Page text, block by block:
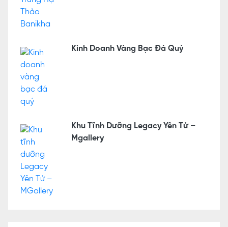
Kinh Doanh Vàng Bạc Đá Quý
Khu Tĩnh Dưỡng Legacy Yên Tử –
Mgallery